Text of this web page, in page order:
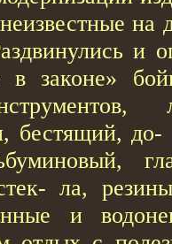
и
в законе»
бестящий,
ла,
и